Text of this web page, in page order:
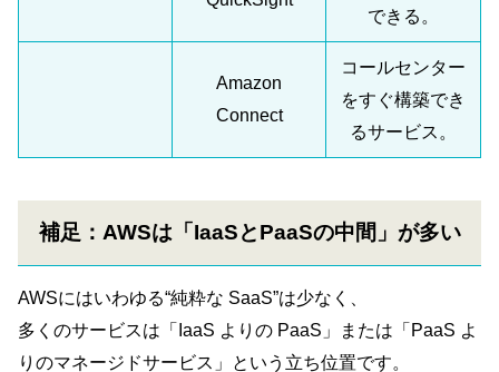
できる。
Amazon
Connect
コールセンター
をすぐ構築でき
るサービス。
補足：AWSは「IaaSとPaaSの中間」が多い
AWSにはいわゆる“純粋な SaaS”は少なく、
多くのサービスは「IaaS よりの PaaS」または「PaaS よ
りのマネージドサービス」という立ち位置です。